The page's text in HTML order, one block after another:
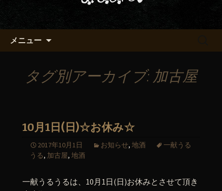
メニュー
タグ別アーカイブ: 加古屋
10月1日(日)☆お休み☆
2017年10月1日 お知らせ, 地酒
一献うる
うる, 加古屋, 地酒
一献うるうるは、10月1日(日)お休みとさせて頂き